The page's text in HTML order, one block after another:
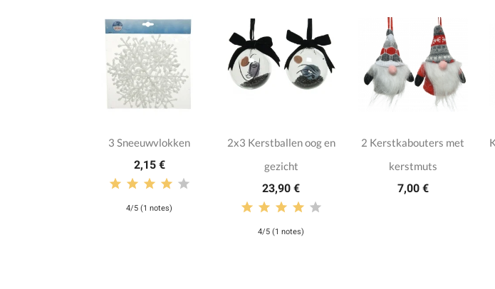
3 Sneeuwvlokken
2,15 €
4/5 (1 notes)
2x3 Kerstballen oog en
gezicht
23,90 €
4/5 (1 notes)
2 Kerstkabouters met
kerstmuts
7,00 €